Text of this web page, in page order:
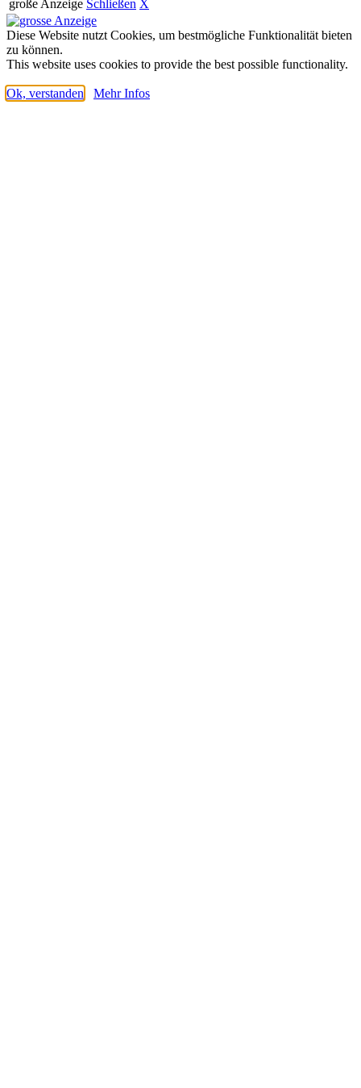
große Anzeige Schließen X
Diese Website nutzt Cookies, um bestmögliche Funktionalität bieten
zu können.
This website uses cookies to provide the best possible functionality.
Ok, verstanden Mehr Infos